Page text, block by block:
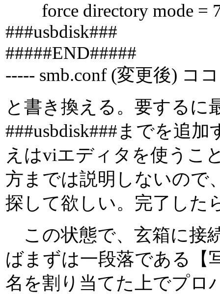
force directory mode =
###usbdisk###
#####END#####
----- smb.conf (変更後) コ
と書き換える。要するに
###usbdisk###までを追
えはviエディタを使うこ
方までは説明しないので
探して欲しい。完了した
この状態で、玄箱に接
ばまずは一段落である【
名を割り当てた上でプロ